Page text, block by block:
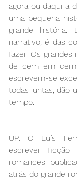
agora ou daqui a
uma pequena
grande
narrativo, é das
fazer. Os
de cem em cem
escrevem-se
todas juntas, dão
tempo.
UP: O Luís
escrever
romances
atrás do grande